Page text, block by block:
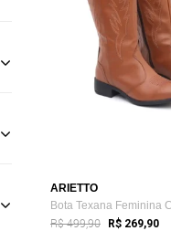
ARIETTO
R$ 499,90 R$ 269,90